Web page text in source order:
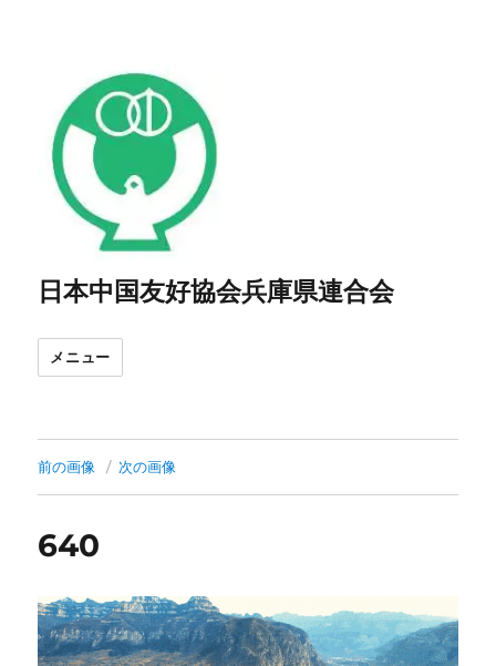
日本中国友好協会兵庫県連合会
メニュー
前の画像 次の画像
640